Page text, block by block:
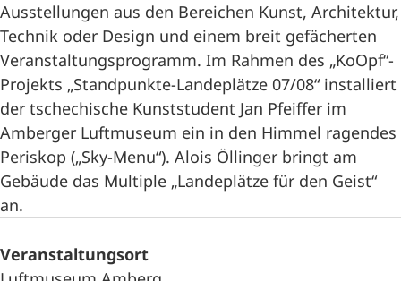
Ausstellungen aus den Bereichen Kunst, Architektur,
Technik oder Design und einem breit gefächerten
Veranstaltungsprogramm. Im Rahmen des „KoOpf“-
Projekts „Standpunkte-Landeplätze 07/08“ installiert
der tschechische Kunststudent Jan Pfeiffer im
Amberger Luftmuseum ein in den Himmel ragendes
Periskop („Sky-Menu“). Alois Öllinger bringt am
Gebäude das Multiple „Landeplätze für den Geist“
an.
Veranstaltungsort